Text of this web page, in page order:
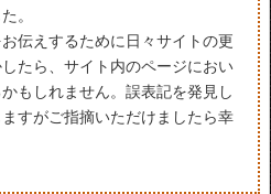
。
伝えするために日々サイトの更
たら、サイト内のページにおい
もしれません。誤表記を発見し
すがご指摘いただけましたら幸